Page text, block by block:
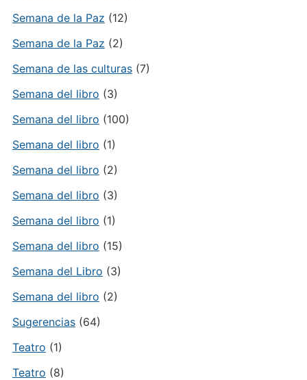
Semana de la Paz (12)
Semana de la Paz (2)
Semana de las culturas(7)
Semana del libro (3)
Semana del libro (100)
Semana del libro (1)
Semana del libro (2)
Semana del libro (3)
Semana del libro (1)
Semana del libro (15)
Semana del Libro (3)
Semana del libro (2)
Sugerencias(64)
Teatro (1)
Teatro (8)